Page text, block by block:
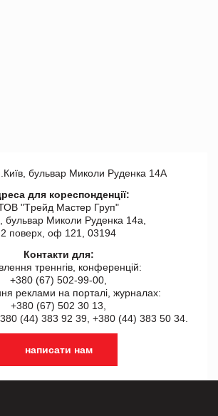
бульвар Миколи Руденка 14А
для кореспонденції:
"Tрейд Мастер Груп"
бульвар Миколи Руденка 14а,
2 поверх, оф 121, 03194
Контакти для:
треннгів, конференцій:
+380 (67) 502-99-00,
реклами на порталі, журналах:
+380 (67) 502 30 13,
(44) 383 92 39, +380 (44) 383 50 34.
написати нам